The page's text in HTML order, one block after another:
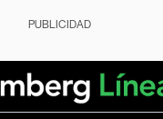
PUBLICIDAD